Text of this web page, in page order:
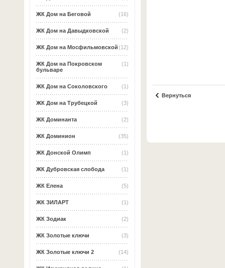
(16)
ЖК Дом на Беговой
(2)
ЖК Дом на Давыдковской
(12)
ЖК Дом на Мосфильмовской
(1)
ЖК Дом на Покровском
бульваре
(1)
ЖК Дом на Соколовского
(3)
ЖК Дом на Трубецкой
(2)
ЖК Доминанта
(35)
ЖК Доминион
(1)
ЖК Донской Олимп
(1)
ЖК Дубровская слобода
(5)
ЖК Елена
(1)
ЖК ЗИЛАРТ
(2)
ЖК Зодиак
(3)
ЖК Золотые ключи
(14)
ЖК Золотые ключи 2
Вернуться